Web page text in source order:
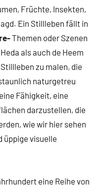
Früchte, Insekten,
Ein Stillleben fällt in
Themen oder Szenen
als auch de Heem
zu malen, die
naturgetreu
Fähigkeit, eine
darzustellen, die
wie wir hier sehen
üppige visuelle
eine Reihe von